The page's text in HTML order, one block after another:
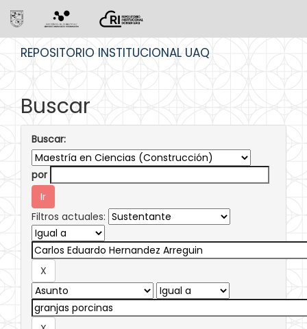
REPOSITORIO INSTITUCIONAL UAQ
Buscar
Buscar:
por
Filtros actuales: